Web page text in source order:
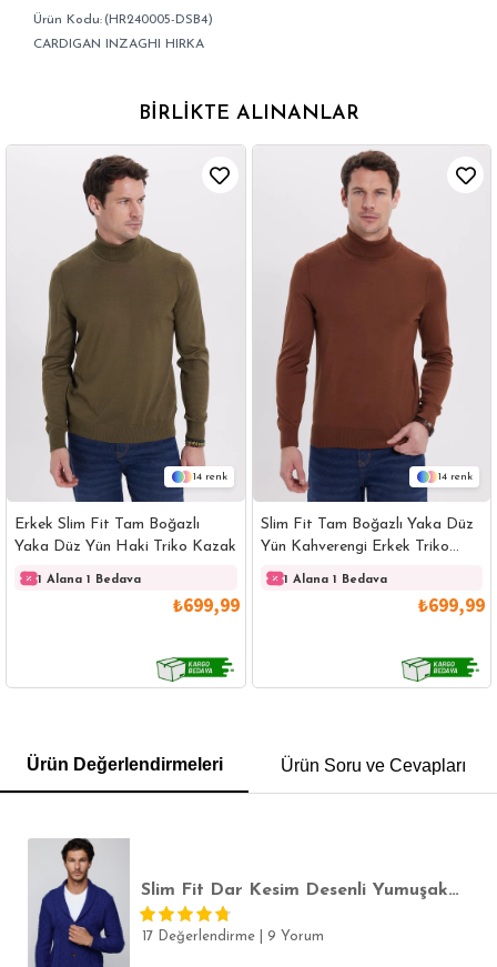
(HR240005-DSB4)
CARDIGAN INZAGHI HIRKA
BIRLIKTE ALINANLAR
14
Erkek Slim Fit Tam Boğazlı
Yaka Düz Yün Haki Triko Kazak
1 Alana 1 Bedava
₺699,99
14
Slim Fit Tam Boğazlı Yaka Düz
Yün Kahverengi Erkek Triko
Kazak
1 Alana 1 Bedava
₺699,99
POLO YAKA T-SHIRT KEMER BOXER
Ürün Değerlendirmeleri Ürün Soru ve Cevapları
Slim Fit Dar Kesim Desenli Yumuşak Dokulu Düğmeli Sax Mavi Erkek Hırka
17 Değerlendirme 9 Yorum